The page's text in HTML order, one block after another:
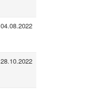
04.08.2022
28.10.2022